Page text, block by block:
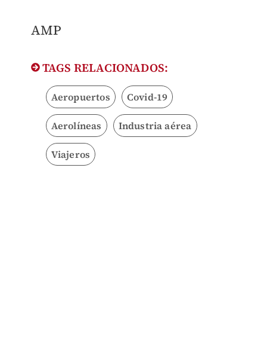
​AMP
TAGS RELACIONADOS:
Aeropuertos Covid-19
Aerolíneas Industria aérea
Viajeros